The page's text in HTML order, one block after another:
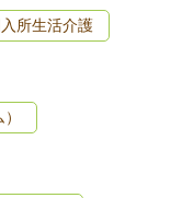
所生活介護